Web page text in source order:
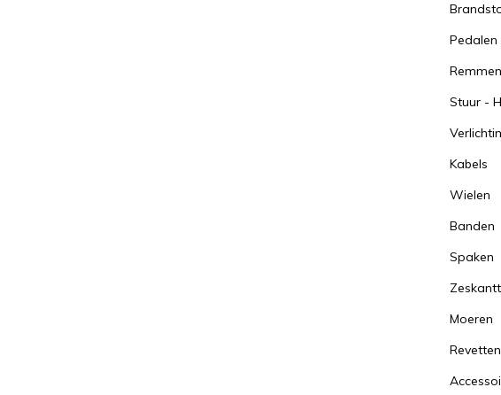
Remmen
Stuur -
Kabels
Wielen
Banden
Spaken
Moeren
Revetten